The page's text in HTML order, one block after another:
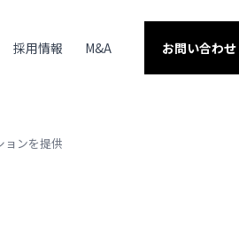
採用情報 M&A お問い合わせ
ョンを提供